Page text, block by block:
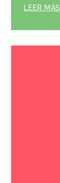
LEER MÁS